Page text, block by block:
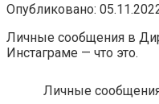
Опубликовано:
Личные сообщения в
Инстаграме — что это.
Личные